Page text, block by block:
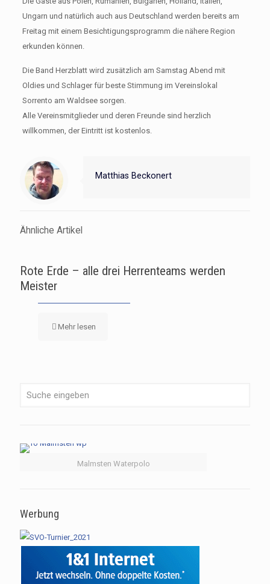
Ungarn und natürlich auch aus Deutschland werden bereits am
Freitag mit einem Besichtigungsprogramm die nähere Region
erkunden können.
Die Band Herzblatt wird zusätzlich am Samstag Abend mit
Oldies und Schlager für beste Stimmung im Vereinslokal
Sorrento am Waldsee sorgen.
Alle Vereinsmitglieder und deren Freunde sind herzlich
willkommen, der Eintritt ist kostenlos.
Matthias Beckonert
Ähnliche Artikel
Rote Erde – alle drei Herrenteams werden
Meister
Mehr lesen
Malmsten Waterpolo
Werbung